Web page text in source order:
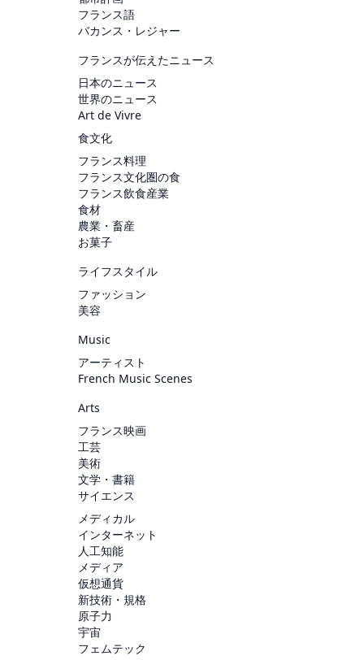
フランス語
バカンス・レジャー
フランスが伝えたニュース
日本のニュース
世界のニュース
Art de Vivre
食文化
フランス料理
フランス文化圏の食
フランス飲食産業
食材
農業・畜産
お菓子
ライフスタイル
ファッション
美容
Music
アーティスト
French Music Scenes
Arts
フランス映画
工芸
美術
文学・書籍
サイエンス
メディカル
インターネット
人工知能
メディア
仮想通貨
新技術・規格
原子力
宇宙
フェムテック